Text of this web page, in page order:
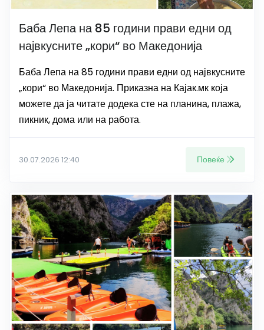
Баба Лепа на 85 години прави едни од
највкусните „кори“ во Македонија
Баба Лепа на 85 години прави едни од највкусните
„кори“ во Македонија. Приказна на Кајак.мк која
можете да ја читате додека сте на планина, плажа,
пикник, дома или на работа.
30.07.2026 12:40 Повеќе